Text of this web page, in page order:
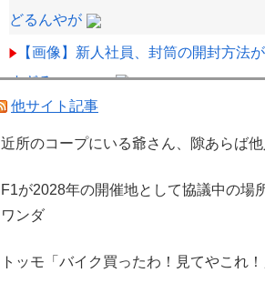
どるんやが
【画像】新人社員、封筒の開封方法
すぎるｗｗｗｗ
【悲報】坂口杏里を家に住ませてあげ
ｗｗｗｗ
海外「日本は特別！」日本の地震支援
他サイト記事
近所のコープにいる爺さん、隙あらば
F1が2028年の開催地として協議中の場
ワンダ
トッモ「バイク買ったわ！見てやこれ